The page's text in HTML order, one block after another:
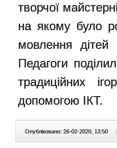
творчої
на якому було
мовлення дітей
Педагоги
традиційних
допомогою ІКТ.
Опубліковано: 26-02-2020, 13:50 |